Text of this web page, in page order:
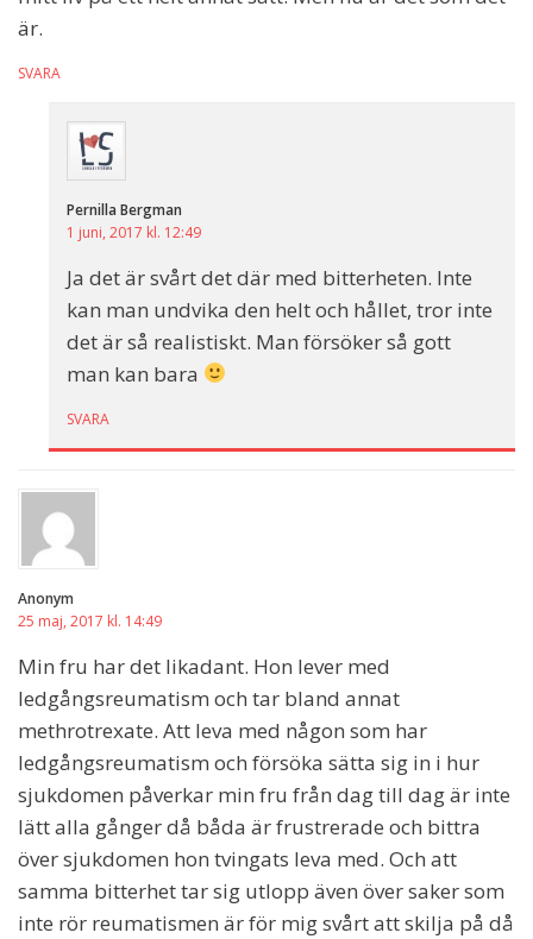
är.
SVARA
Pernilla Bergman
1 juni, 2017 kl. 12:49
Ja det är svårt det där med bitterheten. Inte
kan man undvika den helt och hållet, tror inte
det är så realistiskt. Man försöker så gott
man kan bara
SVARA
Anonym
25 maj, 2017 kl. 14:49
Min fru har det likadant. Hon lever med
ledgångsreumatism och tar bland annat
methrotrexate. Att leva med någon som har
ledgångsreumatism och försöka sätta sig in i hur
sjukdomen påverkar min fru från dag till dag är inte
lätt alla gånger då båda är frustrerade och bittra
över sjukdomen hon tvingats leva med. Och att
samma bitterhet tar sig utlopp även över saker som
inte rör reumatismen är för mig svårt att skilja på då